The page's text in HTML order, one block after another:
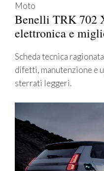
Moto
Benelli TRK 702
elettronica e
Scheda tecnica
difetti, manutenzione e
sterrati leggeri.